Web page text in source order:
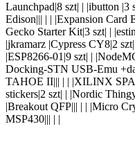
Launchpad|8 szt| | |ibutton |3
Edison||| | | |Expansion Card
Gecko Starter Kit|3 szt| |
|jkramarz |Cypress CY8|2 szt|
|ESP8266-01|9 szt| |
Docking-STN USB-Emu
TAHOE II||| | | |XILINX
stickers|2 szt| | |Nordic
|Breakout QFP||| | | |Micro
MSP430||| | |